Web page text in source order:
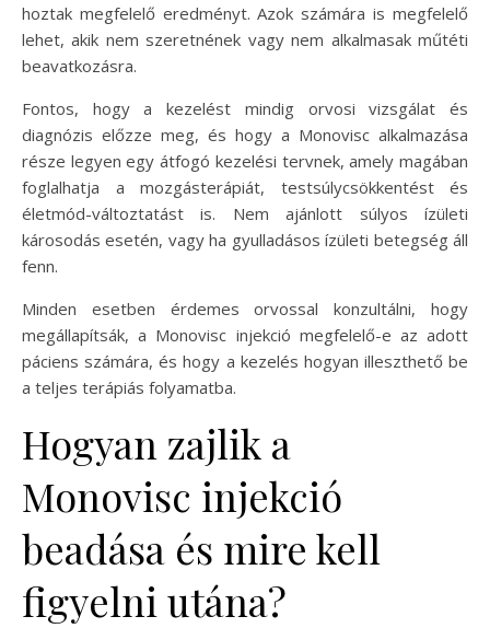
hoztak megfelelő eredményt. Azok számára is megfelelő
lehet, akik nem szeretnének vagy nem alkalmasak műtéti
beavatkozásra.
Fontos, hogy a kezelést mindig orvosi vizsgálat és
diagnózis előzze meg, és hogy a Monovisc alkalmazása
része legyen egy átfogó kezelési tervnek, amely magában
foglalhatja a mozgásterápiát, testsúlycsökkentést és
életmód-változtatást is. Nem ajánlott súlyos ízületi
károsodás esetén, vagy ha gyulladásos ízületi betegség áll
fenn.
Minden esetben érdemes orvossal konzultálni, hogy
megállapítsák, a Monovisc injekció megfelelő-e az adott
páciens számára, és hogy a kezelés hogyan illeszthető be
a teljes terápiás folyamatba.
Hogyan zajlik a
Monovisc injekció
beadása és mire kell
figyelni utána?